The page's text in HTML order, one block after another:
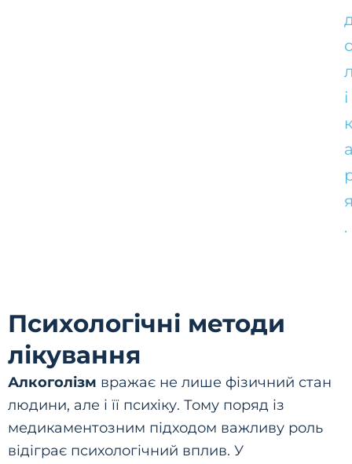
і
.
Психологічні методи
лікування
Алкоголізм вражає не лише фізичний стан
людини, але і її психіку. Тому поряд із
медикаментозним підходом важливу роль
відіграє психологічний вплив. У